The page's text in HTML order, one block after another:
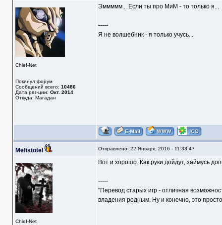
Chief-Net
Покинул форум
Сообщений всего: 10486
Дата рег-ции: Окт. 2014
Откуда: Магадан
Эммммм... Если ты про МиМ - то только я...
-----
Я не волшебник - я только учусь...
Mefistotel Отправлено: 22 Января, 2016 - 11:33:47
Chief-Net
Вот и хорошо. Как руки дойдут, займусь
-----
"Перевод старых игр - отличная
владения родным. Ну и конечно, это